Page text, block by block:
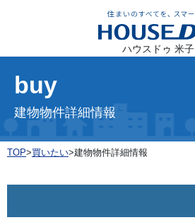
ハウスドゥ 米子
buy
建物物件詳細情報
TOP>買いたい>建物物件詳細情報